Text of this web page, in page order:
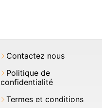
Contactez nous
Politique de
confidentialité
Termes et conditions